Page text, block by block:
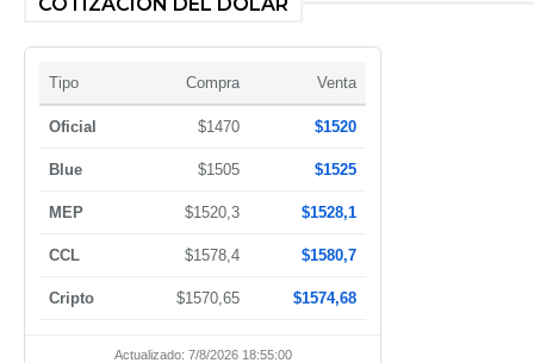
Tipo Compra Venta
Oficial $1470 $1520
Blue $1505 $1525
MEP $1520,3 $1528,1
CCL $1578,4 $1580,7
Cripto $1570,65 $1574,68
Actualizado: 7/8/2026 18:55:00